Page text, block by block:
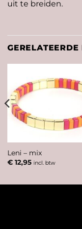
uit te breiden.
Leni – mix
€12,95 incl. btw